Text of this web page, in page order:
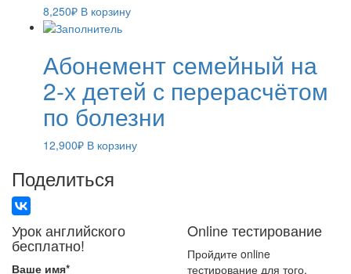
8,250₽ В корзину
Абонемент семейный на
2-х детей с перерасчётом
по болезни
12,900₽ В корзину
Поделиться
Урок английского
бесплатно!
Ваше имя*
Online тестирование
Пройдите online
тестирование для того,